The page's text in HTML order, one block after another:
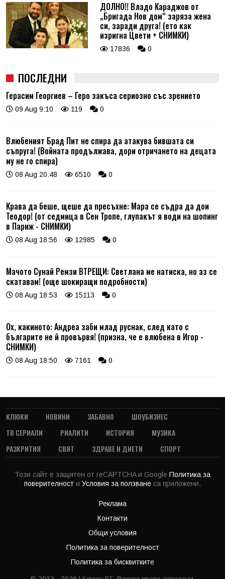
ДОЛНО!! Владо Караджов от
„Бригада Нов дом“ заряза жена
си, заради друга! (ето как
изригна Цвети + СНИМКИ)
17836 0
ПОСЛЕДНИ
Герасим Георгиев – Геро закъса сериозно със зрението
09 Aug 9:10 119 0
Влюбеният Брад Пит не спира да атакува бившата си
съпруга! (Войната продължава, дори отричането на децата
му не го спира)
08 Aug 20:48 6510 0
Крава да беше, щеше да пресъхне: Мара се съдра да дои
Теодор! (от седмица в Сен Тропе, глупакът я води на шопинг
в Париж - СНИМКИ)
08 Aug 18:56 12985 0
Мачото Сунай Ремзи ВТРЕЩИ: Светлана ме натиска, но аз се
скатавам! (още шокиращи подробности)
08 Aug 18:53 15113 0
Ох, какиното: Андреа заби млад руснак, след като с
българите не й провървя! (призна, че е влюбена в Игор -
СНИМКИ)
08 Aug 18:50 7161 0
КЛЮКИ НОВИНИ ЗАБАВНО
ШОУБИЗНЕС
ТВ СЕРИАЛИ
РИАЛИТИ ИСТОРИЯ
МУЗИКА
РАЗКРИТИЯ
СВЯТ ЗДРАВЕ И ДИЕТИ СПОРТ
Този сайт е защитен от reCAPTCHA и Google Политика за
поверителност и Условия за ползване са приложени.
Реклама
Контакти
Общи условия
Политика за поверителност
Политика за бисквитките